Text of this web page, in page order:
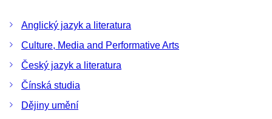
Anglický jazyk a literatura
Culture, Media and Performative Arts
Český jazyk a literatura
Čínská studia
Dějiny umění